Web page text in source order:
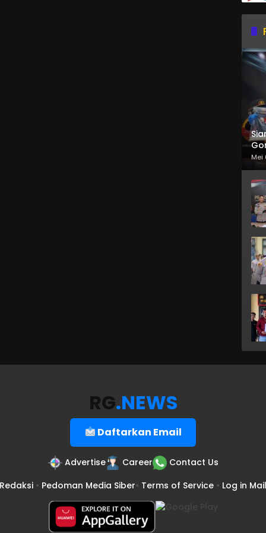
Mei
RG.NEWS
Daftarkan Email
Advertise Career
Contact Us
Redaksi • Pedoman Media Siber• Terms of Service • Log in Mail